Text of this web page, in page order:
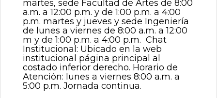
martes, sede Facultad de Artes de 8:00
a.m. a 12:00 p.m. y de 1:00 p.m. a 4:00
p.m. martes y jueves y sede Ingeniería
de lunes a viernes de 8:00 a.m. a 12:00
m y de 1:00 p.m. a 4:00 p.m. Chat
Institucional: Ubicado en la web
institucional página principal al
costado inferior derecho. Horario de
Atención: lunes a viernes 8:00 a.m. a
5:00 p.m. Jornada continua.